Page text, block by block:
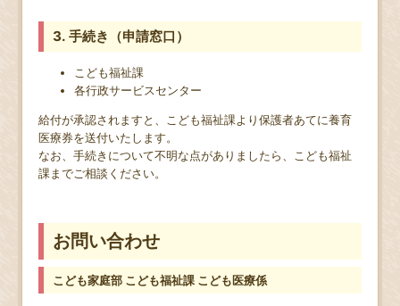
3. 手続き（申請窓口）
こども福祉課
各行政サービスセンター
給付が承認されますと、こども福祉課より保護者あてに養育
医療券を送付いたします。
なお、手続きについて不明な点がありましたら、こども福祉
課までご相談ください。
お問い合わせ
こども家庭部 こども福祉課 こども医療係